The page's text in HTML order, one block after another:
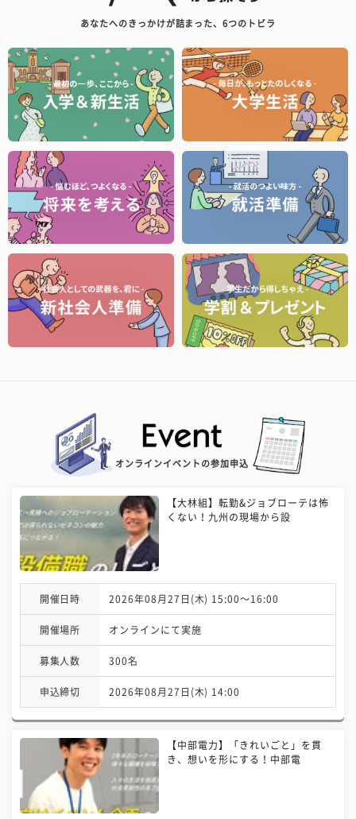
あなたへのきっかけが詰まった、6つのトビラ
オンラインイベントの参加申込
【大林組】転勤&ジョブローテは怖
くない！九州の現場から設
開催日時 2026年08月27日(木) 15:00〜16:00
開催場所 オンラインにて実施
募集人数 300名
申込締切 2026年08月27日(木) 14:00
【中部電力】「きれいごと」を貫
き、想いを形にする！中部電